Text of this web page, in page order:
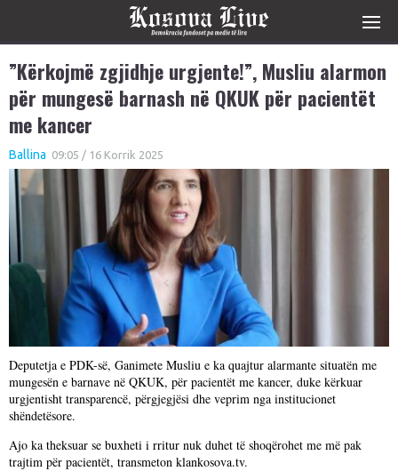
”Kërkojmë zgjidhje urgjente!”, Musliu alarmon
për mungesë barnash në QKUK për pacientët
me kancer
Ballina 09:05 / 16 Korrik 2025
Deputetja e PDK-së, Ganimete Musliu e ka quajtur alarmante situatën me
mungesën e barnave në QKUK, për pacientët me kancer, duke kërkuar
urgjentisht transparencë, përgjegjësi dhe veprim nga institucionet
shëndetësore.
Ajo ka theksuar se buxheti i rritur nuk duhet të shoqërohet me më pak
trajtim për pacientët, transmeton klankosova.tv.